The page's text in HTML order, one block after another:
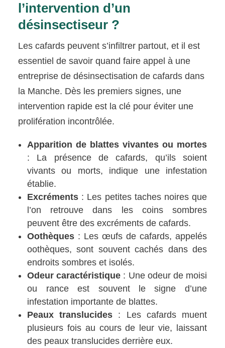
l’intervention d’un
désinsectiseur ?
Les cafards peuvent s’infiltrer partout, et il est
essentiel de savoir quand faire appel à une
entreprise de désinsectisation de cafards dans
la Manche. Dès les premiers signes, une
intervention rapide est la clé pour éviter une
prolifération incontrôlée.
Apparition de blattes vivantes ou mortes
: La présence de cafards, qu’ils soient
vivants ou morts, indique une infestation
établie.
Excréments : Les petites taches noires que
l’on retrouve dans les coins sombres
peuvent être des excréments de cafards.
Oothèques : Les œufs de cafards, appelés
oothèques, sont souvent cachés dans des
endroits sombres et isolés.
Odeur caractéristique : Une odeur de moisi
ou rance est souvent le signe d’une
infestation importante de blattes.
Peaux translucides : Les cafards muent
plusieurs fois au cours de leur vie, laissant
des peaux translucides derrière eux.